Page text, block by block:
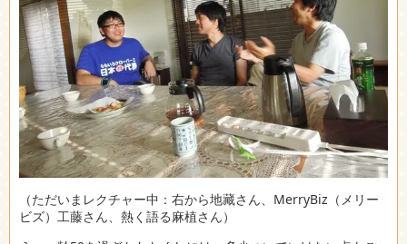
（ただいまレクチャー中：右から地藏さん、MerryBiz（メリー
ビズ）工藤さん、熱く語る麻植さん）